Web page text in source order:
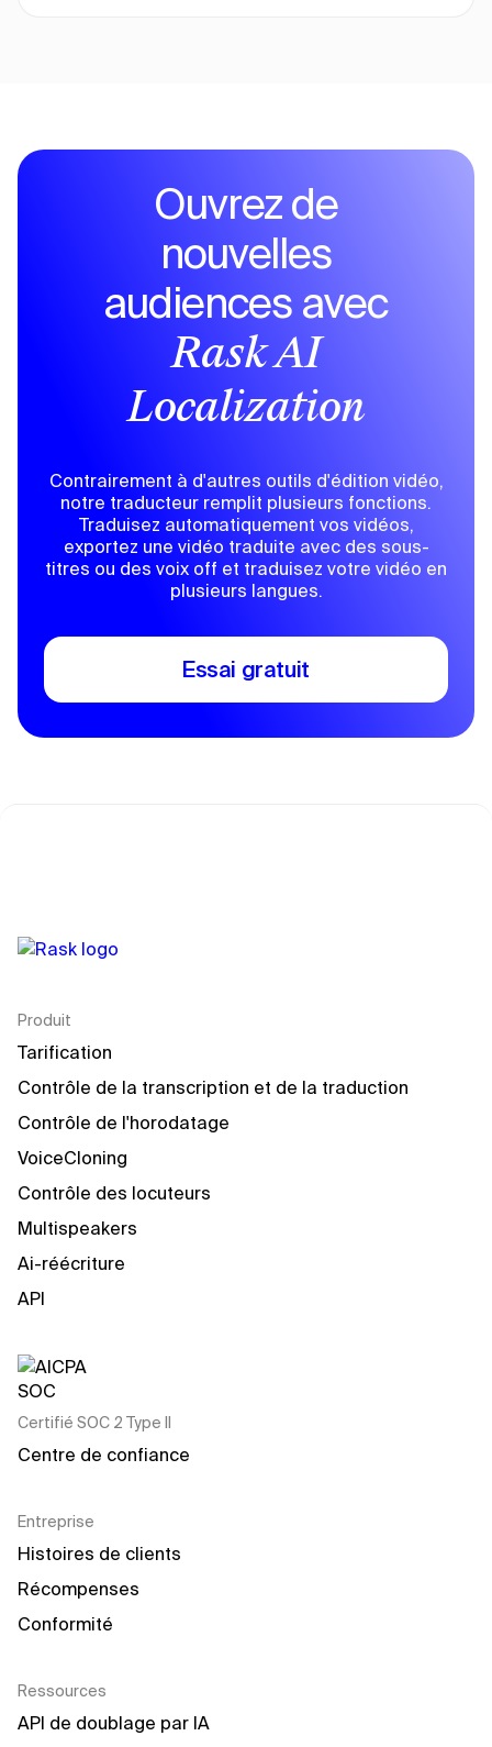
Ouvrez de
nouvelles
audiences avec
Rask AI
Localization
Contrairement à d'autres outils d'édition vidéo,
notre traducteur remplit plusieurs fonctions.
Traduisez automatiquement vos vidéos,
exportez une vidéo traduite avec des sous-
titres ou des voix off et traduisez votre vidéo en
plusieurs langues.
Essai gratuit
Produit
Tarification
Contrôle de la transcription et de la traduction
Contrôle de l'horodatage
VoiceCloning
Contrôle des locuteurs
Multispeakers
Ai-réécriture
API
Certifié SOC 2 Type II
Centre de confiance
Entreprise
Histoires de clients
Récompenses
Conformité
Ressources
API de doublage par IA